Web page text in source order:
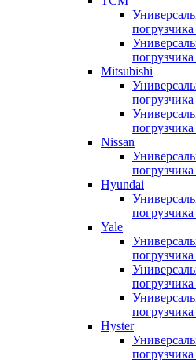
Mitsubishi
Nissan
Hyundai
Yale
Hyster